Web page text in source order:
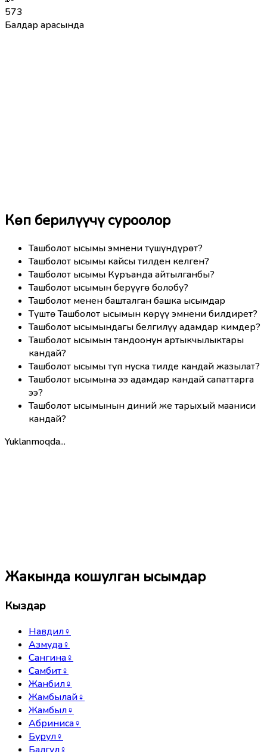
573
Балдар арасында
Көп берилүүчү суроолор
Ташболот ысымы эмнени түшүндүрөт?
Ташболот ысымы кайсы тилден келген?
Ташболот ысымы Куръанда айтылганбы?
Ташболот ысымын берүүгө болобу?
Ташболот менен башталган башка ысымдар
Түштө Ташболот ысымын көрүү эмнени билдирет?
Ташболот ысымындагы белгилүү адамдар кимдер?
Ташболот ысымын тандоонун артыкчылыктары
кандай?
Ташболот ысымы түп нуска тилде кандай жазылат?
Ташболот ысымына ээ адамдар кандай сапаттарга
ээ?
Ташболот ысымынын диний же тарыхый мааниси
кандай?
Yuklanmoqda...
Жакында кошулган ысымдар
Кыздар
Навдил♀
Азмуда♀
Сангина♀
Самбит♀
Жанбил♀
Жамбылай♀
Жамбыл♀
Абриниса♀
Бурул♀